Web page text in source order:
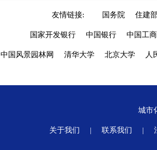
友情链接: 国务院 住建
国家开发银行 中国银行 中国工
中国风景园林网 清华大学 北京大学 人
城市
关于我们 | 联系我们 |